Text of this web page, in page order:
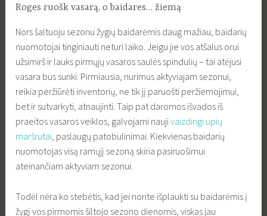
Roges ruošk vasarą, o baidares… žiemą
Nors šaltuoju sezonu žygių baidarėmis daug mažiau, baidarių
nuomotojai tinginiauti neturi laiko. Jeigu jie vos atšalus orui
užsimirš ir lauks pirmųjų vasaros saulės spindulių – tai atėjusi
vasara bus sunki. Pirmiausia, nurimus aktyviajam sezonui,
reikia peržiūrėti inventorių, ne tik jį paruošti peržiemojimui,
bet ir sutvarkyti, atnaujinti. Taip pat daromos išvados iš
praeitos vasaros veiklos, galvojami naujivaizdingi upių
maršrutai , paslaugų patobulinimai. Kiekvienas baidarių
nuomotojas visą ramųjį sezoną skiria pasiruošimui
ateinančiam aktyviam sezonui.
Todėl nėra ko stebėtis, kad jei norite išplaukti su baidarėmis į
žygį vos pirmomis šiltojo sezono dienomis, viskas jau